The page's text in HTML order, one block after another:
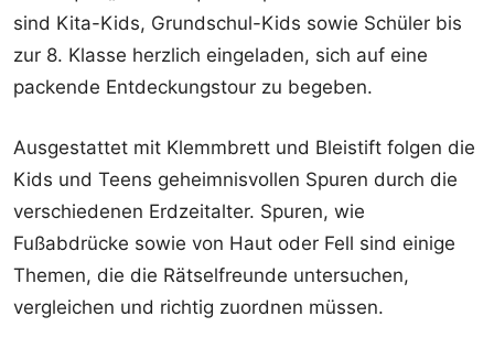
sind Kita-Kids, Grundschul-Kids sowie Schüler bis
zur 8. Klasse herzlich eingeladen, sich auf eine
packende Entdeckungstour zu begeben.
Ausgestattet mit Klemmbrett und Bleistift folgen die
Kids und Teens geheimnisvollen Spuren durch die
verschiedenen Erdzeitalter. Spuren, wie
Fußabdrücke sowie von Haut oder Fell sind einige
Themen, die die Rätselfreunde untersuchen,
vergleichen und richtig zuordnen müssen.